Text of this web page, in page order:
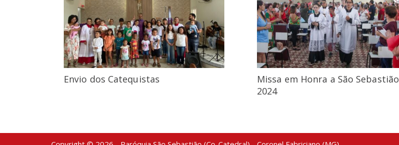
Envio dos Catequistas
Missa em Honra a São Sebastião
2024